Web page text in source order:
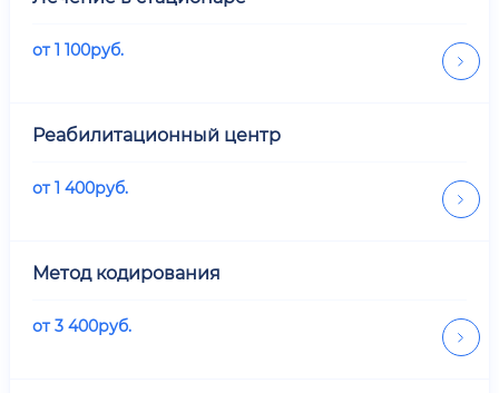
от1 100руб.
Реабилитационный центр
от1 400руб.
Метод кодирования
от3 400руб.